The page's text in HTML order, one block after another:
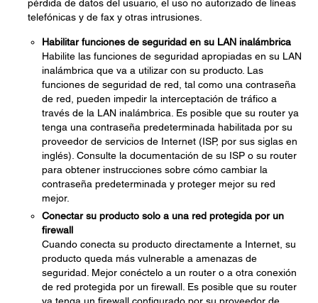
pérdida de datos del usuario, el uso no autorizado de líneas
telefónicas y de fax y otras intrusiones.
Habilitar funciones de seguridad en su LAN inalámbrica
Habilite las funciones de seguridad apropiadas en su LAN
inalámbrica que va a utilizar con su producto. Las
funciones de seguridad de red, tal como una contraseña
de red, pueden impedir la interceptación de tráfico a
través de la LAN inalámbrica. Es posible que su router ya
tenga una contraseña predeterminada habilitada por su
proveedor de servicios de Internet (ISP, por sus siglas en
inglés). Consulte la documentación de su ISP o su router
para obtener instrucciones sobre cómo cambiar la
contraseña predeterminada y proteger mejor su red
mejor.
Conectar su producto solo a una red protegida por un
firewall
Cuando conecta su producto directamente a Internet, su
producto queda más vulnerable a amenazas de
seguridad. Mejor conéctelo a un router o a otra conexión
de red protegida por un firewall. Es posible que su router